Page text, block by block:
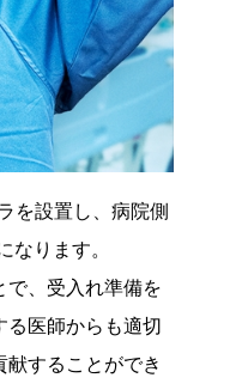
を設置し、病院側
ります。
、受入れ準備を
医師からも適切
することができ